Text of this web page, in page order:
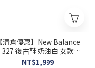
【清倉優惠】New Balance
327 復古鞋 奶油白 女款
WS327BV
NT$1,999